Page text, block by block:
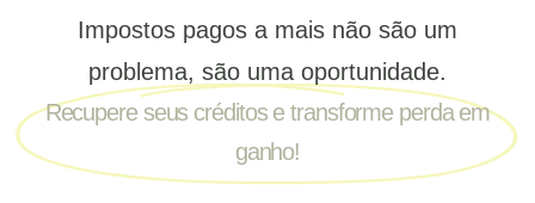
Impostos pagos a mais não são um
problema, são uma oportunidade.
Recupere seus créditos e transforme perda em
ganho!